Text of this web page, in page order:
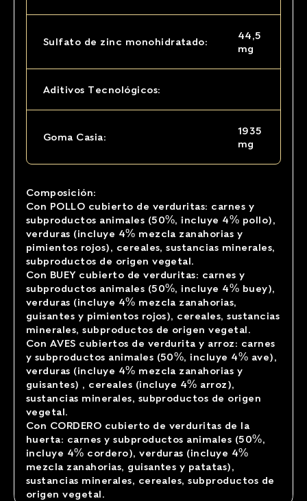
Sulfato de zinc monohidratado:
44,5
mg
Aditivos Tecnológicos:
Goma Casia:
1935
mg
Composición:
Con POLLO cubierto de verduritas: carnes y
subproductos animales (50%, incluye 4% pollo),
verduras (incluye 4% mezcla zanahorias y
pimientos rojos), cereales, sustancias minerales,
subproductos de origen vegetal.
Con BUEY cubierto de verduritas: carnes y
subproductos animales (50%, incluye 4% buey),
verduras (incluye 4% mezcla zanahorias,
guisantes y pimientos rojos), cereales, sustancias
minerales, subproductos de origen vegetal.
Con AVES cubiertos de verdurita y arroz: carnes
y subproductos animales (50%, incluye 4% ave),
verduras (incluye 4% mezcla zanahorias y
guisantes) , cereales (incluye 4% arroz),
sustancias minerales, subproductos de origen
vegetal.
Con CORDERO cubierto de verduritas de la
huerta: carnes y subproductos animales (50%,
incluye 4% cordero), verduras (incluye 4%
mezcla zanahorias, guisantes y patatas),
sustancias minerales, cereales, subproductos de
origen vegetal.